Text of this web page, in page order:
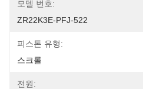
모델 번호:
ZR22K3E-PFJ-522
피스톤 유형:
스크롤
전원: